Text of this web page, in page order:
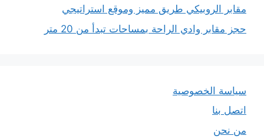
مقابر الروبيكي طريق مميز وموقع استراتيجي
حجز مقابر وادي الراحة بمساحات تبدأ من 20 متر
سياسة الخصوصية
اتصل بنا
من نحن